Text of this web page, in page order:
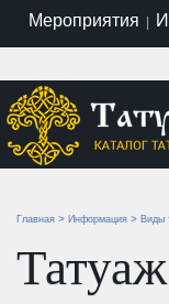
Мероприятия |
Главная > Информация > Виды